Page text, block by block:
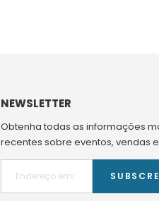
NEWSLETTER
Obtenha todas as informações
recentes sobre eventos, vendas